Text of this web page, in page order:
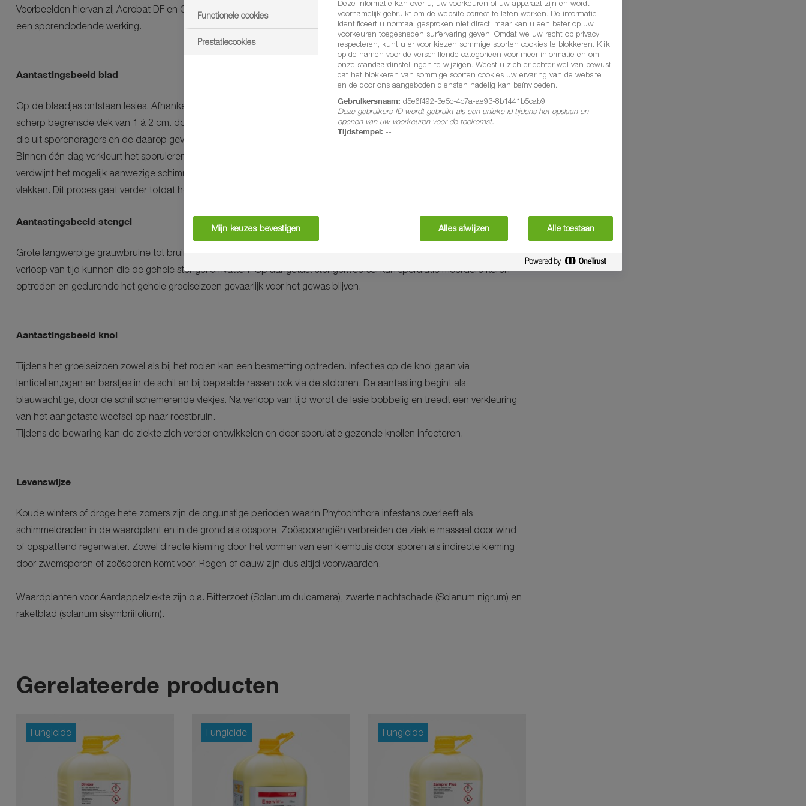
Voorbeelden hiervan zij Acrobat DF en Orvego. Beide producten werken preventief en curatief en hebben bovendien
een sporendodende werking.
Aantastingsbeeld blad
Op de blaadjes ontstaan lesies. Afhankelijk van de luchtvochtigheid begint een lesie als een waterig uitziende, niet
scherp begrensde vlek van 1 á 2 cm. doorsnede. Binen enkele uren kan zich een dunne laag wit schimmelpluis vormen
die uit sporendragers en de daarop gevormde sporen bestaat.
Binnen één dag verkleurt het sporulerende gedeelte van de lesies via lichtgroen naar bruingrauw of donkerbruin en
verdwijnt het mogelijk aanwezige schimmelpluis. Lesies zijn dan zichtbaar als scherp begrensde, onregelmatige ronde
vlekken. Dit proces gaat verder totdat het gehele blaadje is aangetast en afsterft.
Aantastingsbeeld stengel
Grote langwerpige grauwbruine tot bruinzwarte lesies worden waarneembaar, allereerst vanuit de bladoksels.. Na
verloop van tijd kunnen die de gehele stengel omvatten. Op aangetast stengelweefsel kan sporulatie meerdere keren
optreden en gedurende het gehele groeiseizoen gevaarlijk voor het gewas blijven.
Aantastingsbeeld knol
Tijdens het groeiseizoen zowel als bij het rooien kan een besmetting optreden. Infecties op de knol gaan via
lenticellen,ogen en barstjes in de schil en bij bepaalde rassen ook via de stolonen. De aantasting begint als
blauwachtige, door de schil schemerende vlekjes. Na verloop van tijd wordt de lesie bobbelig en treedt een verkleuring
van het aangetaste weefsel op naar roestbruin.
Tijdens de bewaring kan de ziekte zich verder ontwikkelen en door sporulatie gezonde knollen infecteren.
Levenswijze
Koude winters of droge hete zomers zijn de ongunstige perioden waarin Phytophthora infestans overleeft als
schimmeldraden in de waardplant en in de grond als oöspore. Zoösporangiën verbreiden de ziekte massaal door wind
of opspattend regenwater. Zowel directe kieming door het vormen van een kiembuis door sporen als indirecte kieming
door zwemsporen of zoösporen komt voor. Regen of dauw zijn dus altijd voorwaarden.
Waardplanten voor Aardappelziekte zijn o.a. Bitterzoet (Solanum dulcamara), zwarte nachtschade (Solanum nigrum) en
raketblad (solanum sisymbriifolium).
Gerelateerde producten
Fungicide Fungicide Fungicide
Functionele cookies
Prestatiecookies
Deze informatie kan over u, uw voorkeuren of uw apparaat zijn en wordt
voornamelijk gebruikt om de website correct te laten werken. De informatie
identificeert u normaal gesproken niet direct, maar kan u een beter op uw
voorkeuren toegesneden surfervaring geven. Omdat we uw recht op privacy
respecteren, kunt u er voor kiezen sommige soorten cookies te blokkeren. Klik
op de namen voor de verschillende categorieën voor meer informatie en om
onze standaardinstellingen te wijzigen. Weest u zich er echter wel van bewust
dat het blokkeren van sommige soorten cookies uw ervaring van de website
en de door ons aangeboden diensten nadelig kan beïnvloeden.
Gebruikersnaam: d5e6f492-3e5c-4c7a-ae93-8b1441b5cab9
Deze gebruikers-ID wordt gebruikt als een unieke id tijdens het opslaan en
openen van uw voorkeuren voor de toekomst.
Tijdstempel: --
Mijn keuzes bevestigen Alles afwijzen Alle toestaan